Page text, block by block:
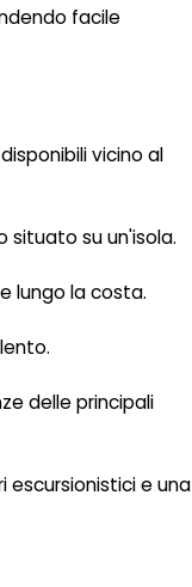
facile
vicino al
situato su un'isola.
lungo la costa.
delle principali
escursionistici e una